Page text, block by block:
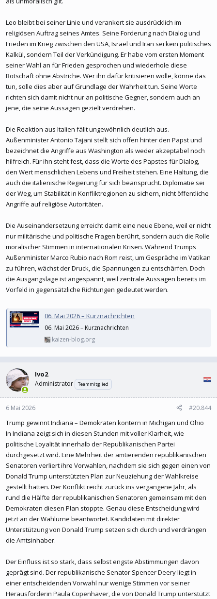
Leo bleibt bei seiner Linie und verankert sie ausdrücklich im
religiösen Auftrag seines Amtes. Seine Forderung nach Dialog und
Frieden im Krieg zwischen den USA, Israel und Iran sei kein politisches
Kalkül, sondern Teil der Verkündigung. Er habe vom ersten Moment
seiner Wahl an für Frieden gesprochen und wiederhole diese
Botschaft ohne Abstriche. Wer ihn dafür kritisieren wolle, könne das
tun, solle dies aber auf Grundlage der Wahrheit tun. Seine Worte
richten sich damit nicht nur an politische Gegner, sondern auch an
jene, die seine Aussagen gezielt verdrehen.
Die Reaktion aus Italien fällt ungewöhnlich deutlich aus.
Außenminister Antonio Tajani stellt sich offen hinter den Papst und
bezeichnet die Angriffe aus Washington als weder akzeptabel noch
hilfreich. Für ihn steht fest, dass die Worte des Papstes für Dialog,
den Wert menschlichen Lebens und Freiheit stehen. Eine Haltung, die
auch die italienische Regierung für sich beansprucht. Diplomatie sei
der Weg, um Stabilität in Konfliktregionen zu sichern, nicht öffentliche
Angriffe auf religiöse Autoritäten.
Die Auseinandersetzung erreicht damit eine neue Ebene, weil er nicht
nur militärische und politische Fragen berührt, sondern auch die Rolle
moralischer Stimmen in internationalen Krisen. Während Trumps
Außenminister Marco Rubio nach Rom reist, um Gespräche im Vatikan
zu führen, wächst der Druck, die Spannungen zu entschärfen. Doch
die Ausgangslage ist angespannt, weil zentrale Aussagen bereits im
Vorfeld in gegensätzliche Richtungen gedeutet werden.
06. Mai 2026 – Kurznachrichten
06. Mai 2026 – Kurznachrichten
kaizen-blog.org
Ivo2
Administrator Teammitglied
6 Mai 2026 #20.844
Trump gewinnt Indiana – Demokraten kontern in Michigan und Ohio
In Indiana zeigt sich in diesen Stunden mit voller Klarheit, wie
politische Loyalität innerhalb der Republikanischen Partei
durchgesetzt wird. Eine Mehrheit der amtierenden republikanischen
Senatoren verliert ihre Vorwahlen, nachdem sie sich gegen einen von
Donald Trump unterstützten Plan zur Neuziehung der Wahlkreise
gestellt hatten. Der Konflikt reicht zurück ins vergangene Jahr, als
rund die Hälfte der republikanischen Senatoren gemeinsam mit den
Demokraten diesen Plan stoppte. Genau diese Entscheidung wird
jetzt an der Wahlurne beantwortet. Kandidaten mit direkter
Unterstützung von Donald Trump setzen sich durch und verdrängen
die Amtsinhaber.
Der Einfluss ist so stark, dass selbst engste Abstimmungen davon
geprägt sind. Der republikanische Senator Spencer Deery liegt in
einer entscheidenden Vorwahl nur wenige Stimmen vor seiner
Herausforderin Paula Copenhaver, die von Donald Trump unterstützt